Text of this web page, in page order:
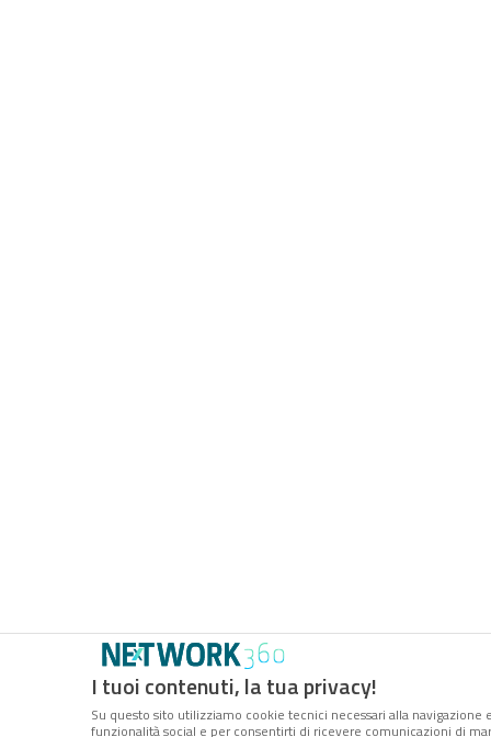
I tuoi contenuti, la tua privacy!
Su questo sito utilizziamo cookie tecnici necessari alla
funzionalità social e per consentirti di ricevere comunicazioni di